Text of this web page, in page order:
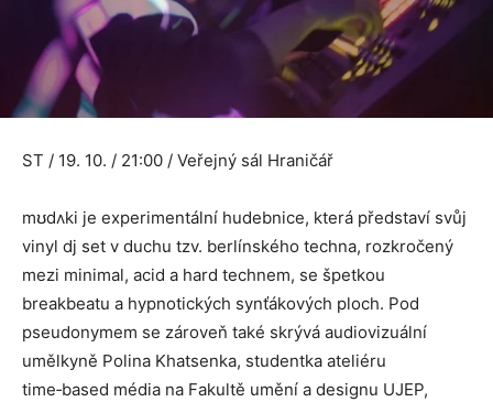
ST / 19. 10. / 21:00 / Veřejný sál Hraničář
mʊdʌki je experimentální hudebnice, která představí svůj
vinyl dj set v duchu tzv. berlínského techna, rozkročený
mezi minimal, acid a hard technem, se špetkou
breakbeatu a hypnotických synťákových ploch. Pod
pseudonymem se zároveň také skrývá audiovizuální
umělkyně Polina Khatsenka, studentka ateliéru
time‑based média na Fakultě umění a designu UJEP,